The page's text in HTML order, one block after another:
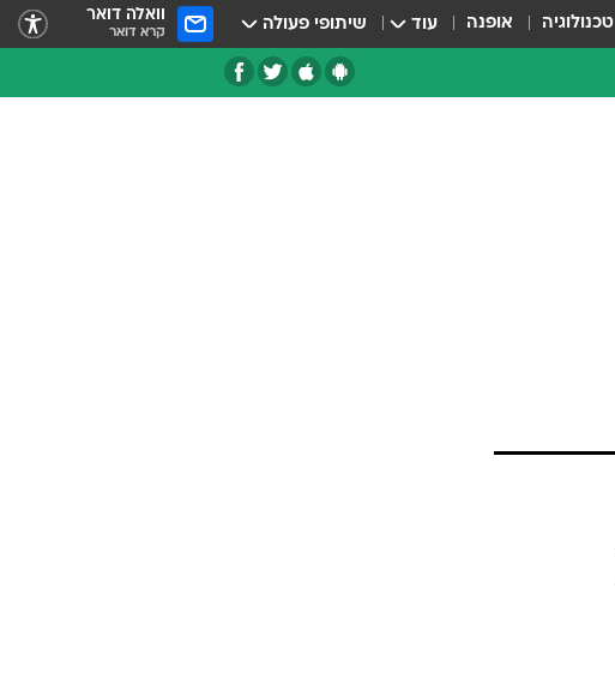
טכנולוגיה אופנה עוד שיתופי פעולה וואלה דואר
קרא דואר